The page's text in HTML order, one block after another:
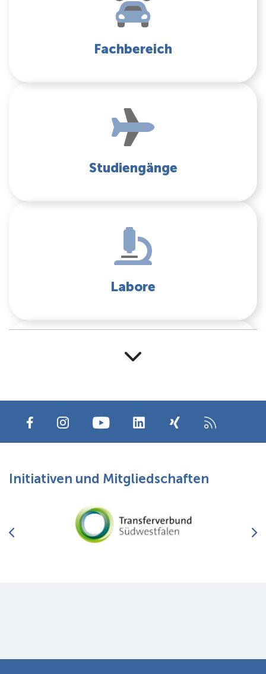
Fachbereich
Studiengänge
Labore
Standort Soest
Initiativen und Mitgliedschaften